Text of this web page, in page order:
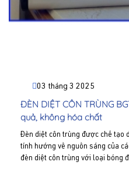
03 tháng 3 2025
ĐÈN DIỆT CÔN TRÙNG
quả, không hóa chất
Đèn diệt côn trùng được chế tạo
tính hướng về nguồn sáng của
đèn diệt côn trùng với loại bóng